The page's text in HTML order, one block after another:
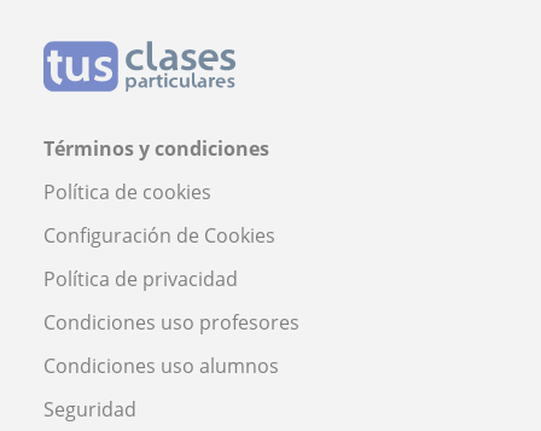
Términos y condiciones
Política de cookies
Configuración de Cookies
Política de privacidad
Condiciones uso profesores
Condiciones uso alumnos
Seguridad